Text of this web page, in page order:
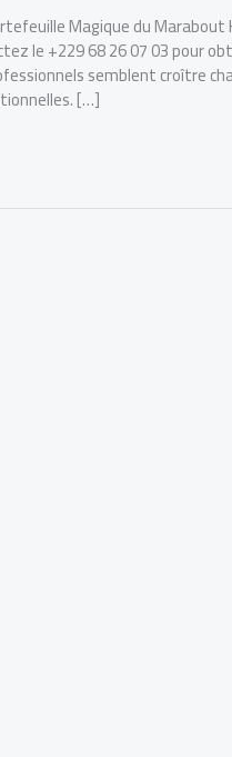
Magique du
le +229 68 26 07 03 pour
semblent croître
[…]